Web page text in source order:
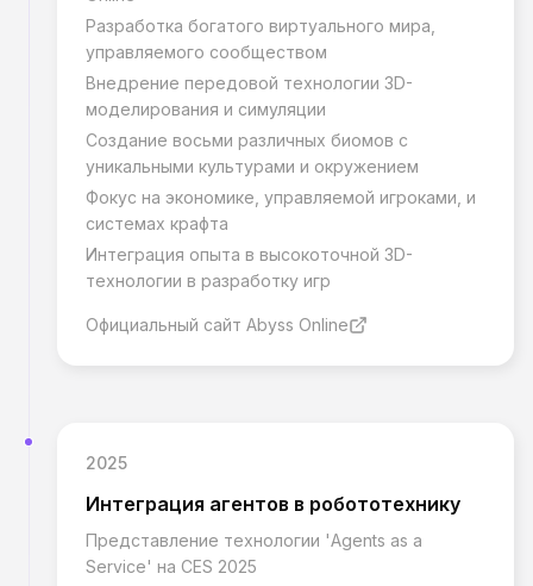
Разработка богатого виртуального мира,
управляемого сообществом
Внедрение передовой технологии 3D-
моделирования и симуляции
Создание восьми различных биомов с
уникальными культурами и окружением
Фокус на экономике, управляемой игроками, и
системах крафта
Интеграция опыта в высокоточной 3D-
технологии в разработку игр
Официальный сайт Abyss Online
2025
Интеграция агентов в робототехнику
Представление технологии 'Agents as a
Service' на CES 2025